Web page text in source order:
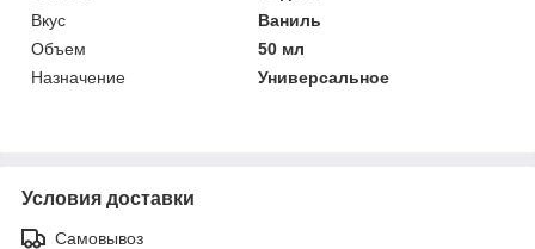
Вкус
Ваниль
Объем
50 мл
Назначение
Универсальное
Условия доставки
Самовывоз